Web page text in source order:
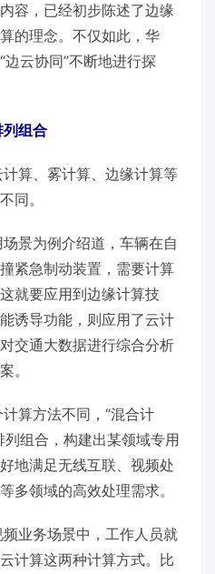
容，已经初步陈述了边缘
的理念。不仅如此，华
云协同”不断地进行探
组合
算、雾计算、边缘计算等
同。
景为例介绍道，车辆在自
紧急制动装置，需要计算
就要应用到边缘计算技
诱导功能，则应用了云计
交通大数据进行综合分析
。
算方法不同，“混合计
组合，构建出某领域专用
地满足无线互联、视频处
多领域的高效处理需求。
业务场景中，工作人员就
计算这两种计算方式。比